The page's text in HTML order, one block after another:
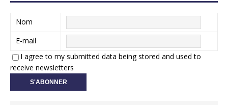
Nom
E-mail
I agree to my submitted data being stored and used to
receive newsletters